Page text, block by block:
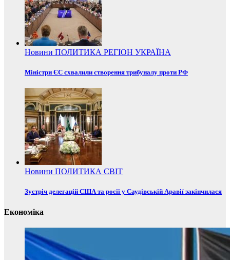
Новини ПОЛИТИКА РЕГІОН УКРАЇНА
Міністри ЄС схвалили створення трибуналу проти РФ
Новини ПОЛИТИКА СВІТ
Зустріч делегацій США та росії у Саудівській Аравії закінчилася
Економіка